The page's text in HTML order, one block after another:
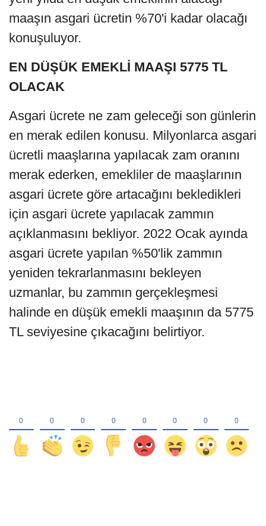
maaşın asgari ücretin %70'i kadar olacağı
konuşuluyor.
EN DÜŞÜK EMEKLİ MAAŞI 5775 TL
OLACAK
Asgari ücrete ne zam geleceği son günlerin
en merak edilen konusu. Milyonlarca asgari
ücretli maaşlarına yapılacak zam oranını
merak ederken, emekliler de maaşlarının
asgari ücrete göre artacağını bekledikleri
için asgari ücrete yapılacak zammın
açıklanmasını bekliyor. 2022 Ocak ayında
asgari ücrete yapılan %50'lik zammın
yeniden tekrarlanmasını bekleyen
uzmanlar, bu zammın gerçekleşmesi
halinde en düşük emekli maaşının da 5775
TL seviyesine çıkacağını belirtiyor.